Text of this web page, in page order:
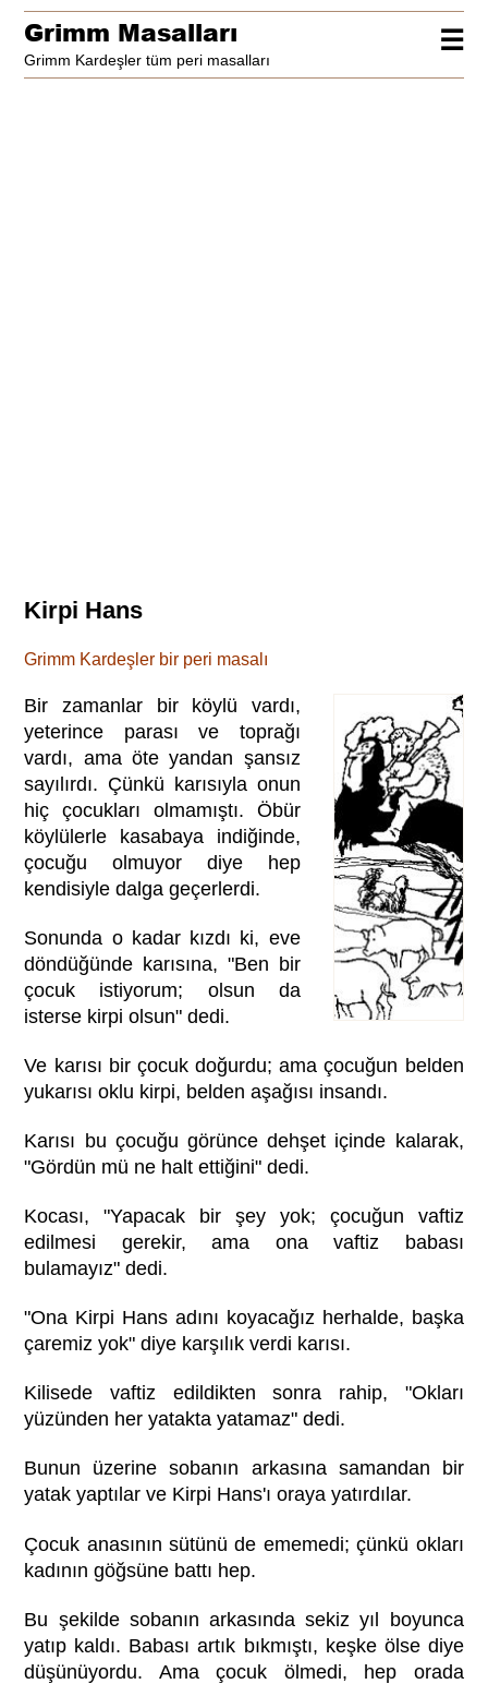
☰
Grimm Masalları
Grimm Kardeşler tüm peri masalları
Kirpi Hans
Grimm Kardeşler bir peri masalı
Bir zamanlar bir köylü vardı,
yeterince parası ve toprağı
vardı, ama öte yandan şansız
sayılırdı. Çünkü karısıyla onun
hiç çocukları olmamıştı. Öbür
köylülerle kasabaya indiğinde,
çocuğu olmuyor diye hep
kendisiyle dalga geçerlerdi.
Sonunda o kadar kızdı ki, eve
döndüğünde karısına, "Ben bir
çocuk istiyorum; olsun da
isterse kirpi olsun" dedi.
Ve karısı bir çocuk doğurdu; ama çocuğun belden
yukarısı oklu kirpi, belden aşağısı insandı.
Karısı bu çocuğu görünce dehşet içinde kalarak,
"Gördün mü ne halt ettiğini" dedi.
Kocası, "Yapacak bir şey yok; çocuğun vaftiz
edilmesi gerekir, ama ona vaftiz babası
bulamayız" dedi.
"Ona Kirpi Hans adını koyacağız herhalde, başka
çaremiz yok" diye karşılık verdi karısı.
Kilisede vaftiz edildikten sonra rahip, "Okları
yüzünden her yatakta yatamaz" dedi.
Bunun üzerine sobanın arkasına samandan bir
yatak yaptılar ve Kirpi Hans'ı oraya yatırdılar.
Çocuk anasının sütünü de ememedi; çünkü okları
kadının göğsüne battı hep.
Bu şekilde sobanın arkasında sekiz yıl boyunca
yatıp kaldı. Babası artık bıkmıştı, keşke ölse diye
düşünüyordu. Ama çocuk ölmedi, hep orada